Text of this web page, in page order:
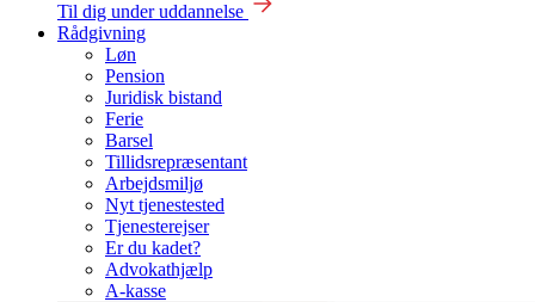
Til dig under uddannelse
Rådgivning
Løn
Pension
Juridisk bistand
Ferie
Barsel
Tillidsrepræsentant
Arbejdsmiljø
Nyt tjenestested
Tjenesterejser
Er du kadet?
Advokathjælp
A-kasse